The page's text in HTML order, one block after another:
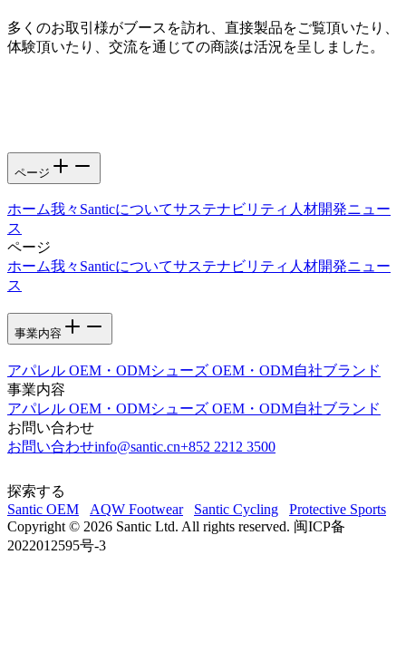
多くのお取引様がブースを訪れ、直接製品をご覧頂いたり、
体験頂いたり、交流を通じての商談は活況を呈しました。
ページ
ホーム我々Santicについてサステナビリティ 人材開発ニュー
ス
ページ
ホーム我々Santicについてサステナビリティ 人材開発ニュー
ス
事業内容
アパレル OEM・ODMシューズ OEM・ODM自社ブランド
事業内容
アパレル OEM・ODMシューズ OEM・ODM自社ブランド
お問い合わせ
お問い合わせinfo@santic.cn+852 2212 3500
探索する
Santic OEM
AQW Footwear Santic Cycling
Protective Sports
Copyright © 2026 Santic Ltd. All rights reserved. 闽ICP备
2022012595号-3